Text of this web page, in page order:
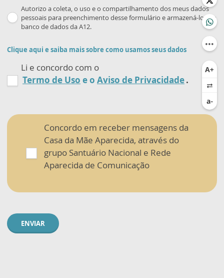
Autorizo a coleta, o uso e o compartilhamento dos meus dados
pessoais para preenchimento desse formulário e armazená-los no
banco de dados da A12.
Clique aqui e saiba mais sobre como usamos seus dados
Li e concordo com o
Termo de Uso e o Aviso de Privacidade.
Concordo em receber mensagens da
Casa da Mãe Aparecida, através do
grupo Santuário Nacional e Rede
Aparecida de Comunicação
ENVIAR